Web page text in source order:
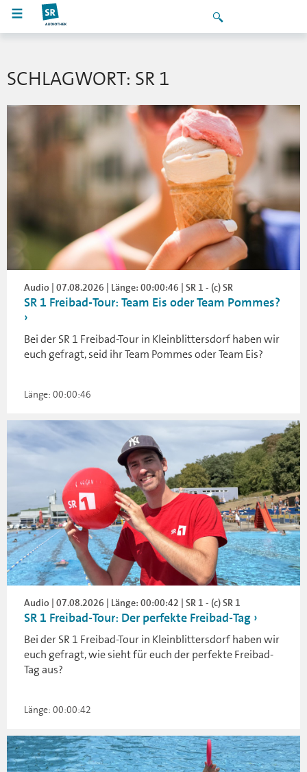
SCHLAGWORT: SR 1
Audio | 07.08.2026 | Länge: 00:00:46 | SR 1 - (c) SR
SR 1 Freibad-Tour: Team Eis oder Team Pommes?
Bei der SR 1 Freibad-Tour in Kleinblittersdorf haben wir
euch gefragt, seid ihr Team Pommes oder Team Eis?
Länge: 00:00:46
Audio | 07.08.2026 | Länge: 00:00:42 | SR 1 - (c) SR 1
SR 1 Freibad-Tour: Der perfekte Freibad-Tag
Bei der SR 1 Freibad-Tour in Kleinblittersdorf haben wir
euch gefragt, wie sieht für euch der perfekte Freibad-
Tag aus?
Länge: 00:00:42